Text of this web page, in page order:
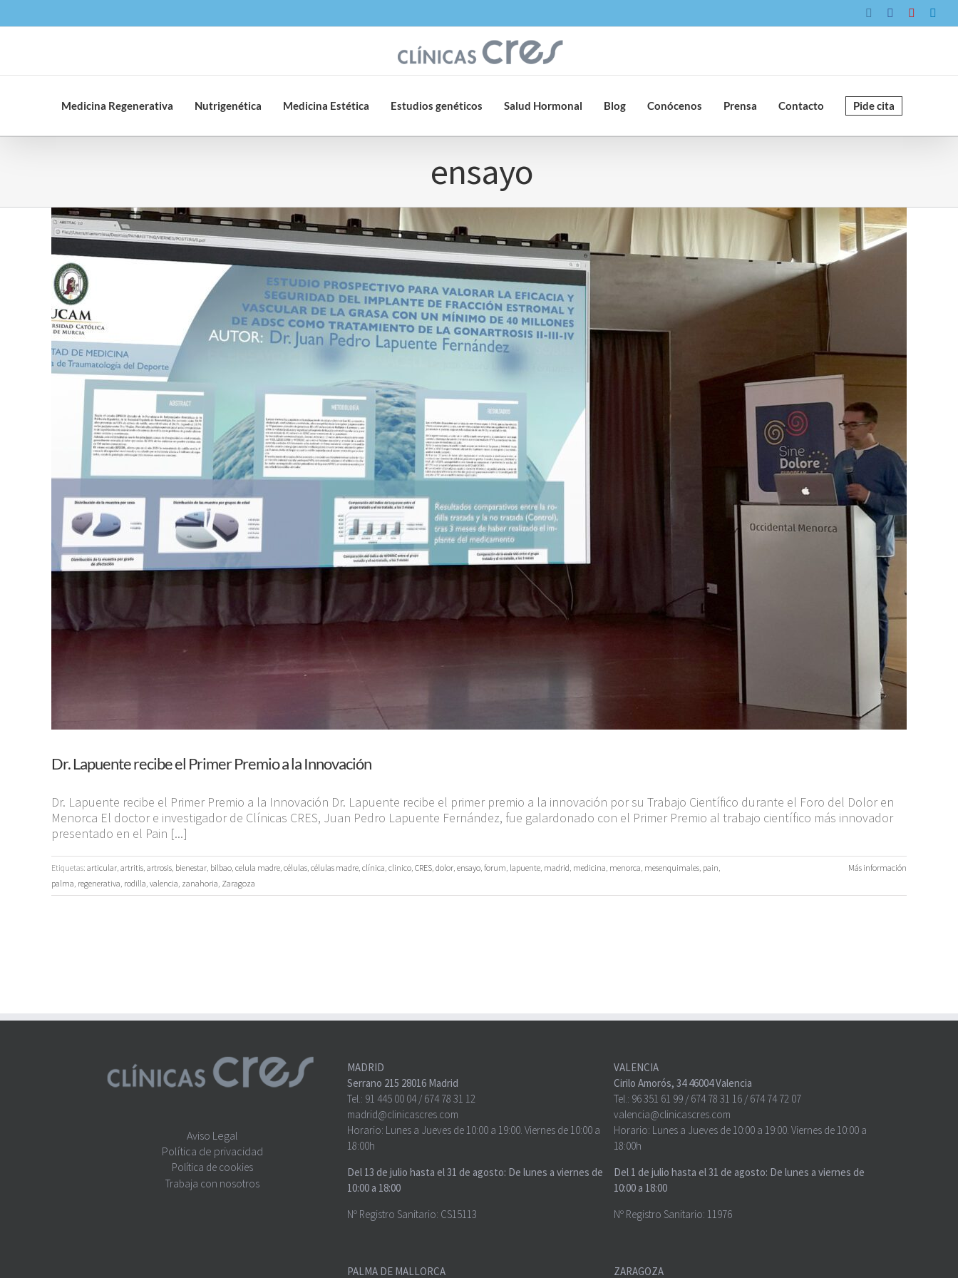
al
InstagramFacebookYouTube
Medicina Regenerativa Nutrigenética Medicina Estética Estudios genéticos Salud Hormonal Blog Conócenos Prensa Contacto Pide cita
ensayo
Dr. Lapuente recibe el Primer Premio a la Innovación
Dr. Lapuente recibe el Primer Premio a la Innovación Dr. Lapuente recibe el primer premio a la innovación por su Trabajo Científico durante el Foro del Dolor en
Menorca El doctor e investigador de Clínicas CRES, Juan Pedro Lapuente Fernández, fue galardonado con el Primer Premio al trabajo científico más innovador
presentado en el Pain [...]
Etiquetas: articular, artritis, artrosis, bienestar, bilbao, celula madre, células, células madre, clínica, clinico, CRES, dolor, ensayo, forum, lapuente, madrid, medicina, menorca, mesenquimales, pain,
palma, regenerativa, rodilla, valencia, zanahoria, Zaragoza
Más información
Aviso Legal
Política de privacidad
Política de cookies
Trabaja con nosotros
MADRID
Serrano 215 28016 Madrid
Tel.: 91 445 00 04/ 674 78 31 12
madrid@clinicascres.com
Horario: Lunes a Jueves de 10:00 a 19:00. Viernes de 10:00 a
18:00h
Del 13 de julio hasta el 31 de agosto: De lunes a viernes de
10:00 a 18:00
Nº Registro Sanitario: CS15113
PALMA DE MALLORCA
VALENCIA
Cirilo Amorós, 34 46004 Valencia
Tel.: 96 351 61 99 / 674 78 31 16 / 674 74 72 07
valencia@clinicascres.com
Horario: Lunes a Jueves de 10:00 a 19:00. Viernes de 10:00 a
18:00h
Del 1 de julio hasta el 31 de agosto: De lunes a viernes de
10:00 a 18:00
Nº Registro Sanitario: 11976
ZARAGOZA